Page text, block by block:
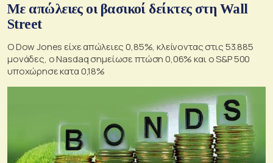
Με απώλειες οι βασικοί δείκτες στη Wall
Street
Ο Dow Jones είχε απώλειες 0,85%, κλείνοντας στις 53.885
μονάδες, ο Nasdaq σημείωσε πτώση 0,06% και ο S&P 500
υποχώρησε κατα 0,18%